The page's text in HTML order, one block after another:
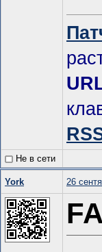
Не в сети
York 26